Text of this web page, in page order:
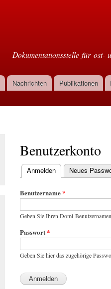
Dokumentationsstelle für ost-
Nachrichten Publikationen
Benutzerkonto
Haupt-Reiter
Anmelden (aktiver Reiter)
Neues
Benutzername*
Geben Sie Ihren Doml-
Passwort*
Geben Sie hier das zugehörige